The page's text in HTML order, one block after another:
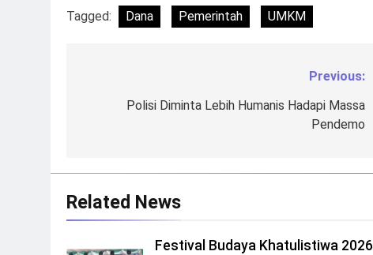
Tagged: Dana Pemerintah UMKM
Previous:
Polisi Diminta Lebih Humanis Hadapi Massa
Pendemo
Related News
Festival Budaya Khatulistiwa 2026